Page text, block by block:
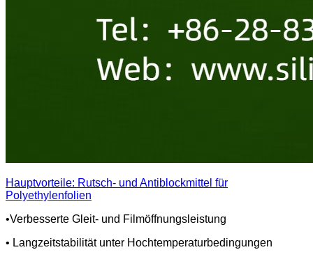
Hauptvorteile: Rutsch- und Antiblockmittel für
Polyethylenfolien
•Verbesserte Gleit- und Filmöffnungsleistung
• Langzeitstabilität unter Hochtemperaturbedingungen